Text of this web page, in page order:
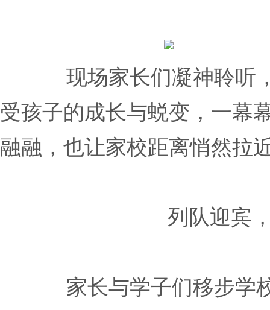
现场家长们凝神聆听
受孩子的成长与蜕变，一幕
融融，也让家校距离悄然拉
列队迎宾
家长与学子们移步学